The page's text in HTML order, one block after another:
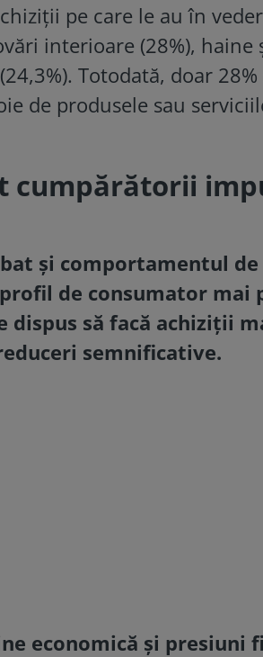
pe care le au în
interioare (28%), haine
Totodată, doar
de produsele sau
cumpărătorii
și comportamentul de
de consumator mai
să facă achiziții
semnificative.
economică și presiuni